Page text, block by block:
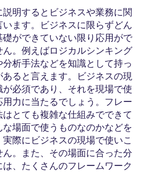
説明するとビジネスや業務に関
ます。ビジネスに限らずどん
ができていない限り応用がで
ん。例えばロジカルシンキング
析手法などを知識として持っ
ると言えます。ビジネスの現
必須であり、それを現場で使
力に当たるでしょう。フレー
とても複雑な仕組みでできて
場面で使うものなのかなどを
際にビジネスの現場で使いこ
。また、その場面に合った分
、たくさんのフレームワーク